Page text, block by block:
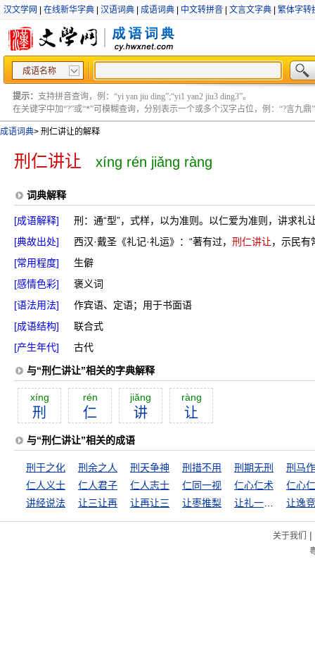
汉文学网 在线新华字典 汉语词典 成语词典 中文转拼音 文言文字典 繁体字转
成语名称
提示： 支持拼音查询，例：“yi yan jiu ding”;“yi1 yan2 jiu3 ding3”。
在关键字中加“?”或“*”可模糊查询，分别表示一个或多个汉字占位，例：“?言九鼎”
成语词典> 刑仁讲让的解释
刑仁讲让 xíng rén jiǎng ràng
词典解释
[成语解释]
刑：通“型”，式样，以为准则。以仁爱为准则，讲求礼
[典故出处]
西汉·戴圣《礼记·礼运》：“著有过， 刑仁讲让，示民有
[常用程度]
生僻
[感情色彩]
褒义词
[语法用法]
作宾语、定语；用于书面语
[成语结构]
联合式
[产生年代]
古代
与“刑仁讲让”相关的字典解释
xíng
刑
rén
仁
jiăng
讲
ràng
让
与“刑仁讲让”相关的成语
刑于之化 刑余之人 刑天争神 刑措不用 刑期无刑
刑马
仁人义士
仁人君子 仁人志士 仁同一视 仁心仁术
仁心
讲经说法
让三让再 让再让三 让枣推梨 让逸
关于我们 |